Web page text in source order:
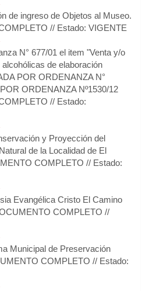
de ingreso de Objetos al Museo.
// Estado: VIGENTE
N° 677/01 el item "Venta y/o
de elaboración
POR ORDENANZA N°
ORDENANZA Nº1530/12
// Estado:
y Proyección del
de la Localidad de El
COMPLETO // Estado:
Evangélica Cristo El Camino
COMPLETO //
Municipal de Preservación
COMPLETO // Estado: